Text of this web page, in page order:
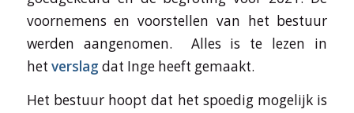
voornemens en voorstellen van het bestuur
werden aangenomen. Alles is te lezen in
het verslag dat Inge heeft gemaakt.
Het bestuur hoopt dat het spoedig mogelijk is